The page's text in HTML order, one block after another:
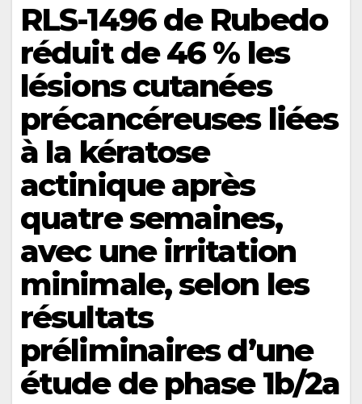
RLS-1496 de Rubedo
réduit de 46 % les
lésions cutanées
précancéreuses liées
à la kératose
actinique après
quatre semaines,
avec une irritation
minimale, selon les
résultats
préliminaires d’une
étude de phase 1b/2a